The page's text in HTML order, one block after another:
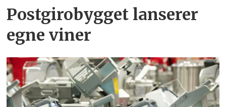
Postgirobygget lanserer
egne viner